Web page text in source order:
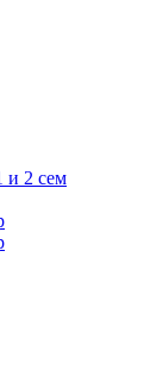
и 2 сем